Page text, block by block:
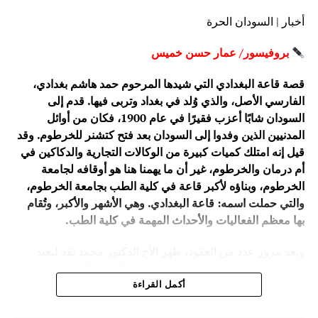
أخبار | السودان الحرة
بروفيسور/ عمار حسن خميس
قصة قاعة البغدادي التي شيدها المرحوم حمد هاشم بغدادي،
الفارسي الأصل، والذي وُلد في بغداد وتربى فيها. قدم إلى
السودان شابًا أعزب فقيرًا في عام 1900، فكان من أوائل
المدنيين الذين وفدوا إلى السودان بعد فتح كتشنر للخرطوم. وقد
قيل إنه امتلك كميات كبيرة من الوكالات التجارية والدكاكين في
أم درمان والخرطوم، غير أن ما يهمنا هنا هو أوقافه لجامعة
الخرطوم، وبناؤه لأكبر قاعة في كلية الطب بجامعة الخرطوم،
والتي حملت اسمه: قاعة البغدادي. وهي الأشهر والأكبر، وتُقام
بها معظم الفعاليات والأحداث المهمة في كلية الطب.
الطيب الحاذق هو استشاري جراحة الأوعية الدموية. فقد حفظت
أكمل القراءة